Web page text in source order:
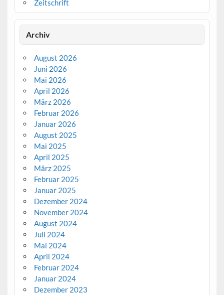
Zeitschrift
Archiv
August 2026
Juni 2026
Mai 2026
April 2026
März 2026
Februar 2026
Januar 2026
August 2025
Mai 2025
April 2025
März 2025
Februar 2025
Januar 2025
Dezember 2024
November 2024
August 2024
Juli 2024
Mai 2024
April 2024
Februar 2024
Januar 2024
Dezember 2023